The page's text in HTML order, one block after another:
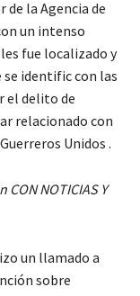
la Agencia de
un intenso
fue localizado y
se identific con las
el delito de
relacionado con
Unidos .
CON NOTICIAS Y
un llamado a
sobre